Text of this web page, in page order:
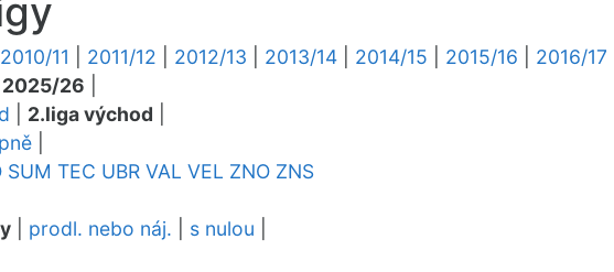
2010/11 2011/12 2012/13 2013/14 2014/15 2015/16 2016/17
2025/26
2.liga východ
SUM TEC UBR VAL VEL ZNO ZNS
prodl. nebo náj. s nulou